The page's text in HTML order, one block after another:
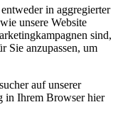
in aggregierter
unsere Website
sind,
Sie anzupassen, um
auf unserer
in Ihrem Browser hier